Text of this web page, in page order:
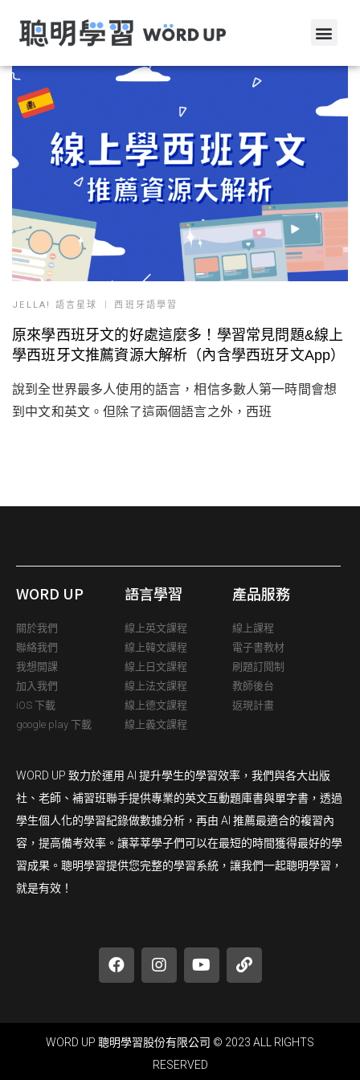
JELLA! 語言星球 西班牙語學習
原來學西班牙文的好處這麼多！學習常見問題&線上
學西班牙文推薦資源大解析（內含學西班牙文App）
說到全世界最多人使用的語言，相信多數人第一時間會想
到中文和英文。但除了這兩個語言之外，西班
WORD UP
關於我們
聯絡我們
我想開課
加入我們
iOS 下載
google play 下載
語言學習
線上英文課程
線上韓文課程
線上日文課程
線上法文課程
線上德文課程
線上義文課程
產品服務
線上課程
電子書教材
刷題訂閱制
教師後台
返現計畫
WORD UP 致力於運用 AI 提升學生的學習效率，我們與各大出版
社、老師、補習班聯手提供專業的英文互動題庫書與單字書，透過
學生個人化的學習紀錄做數據分析，再由 AI 推薦最適合的複習內
容，提高備考效率。讓莘莘學子們可以在最短的時間獲得最好的學
習成果。聰明學習提供您完整的學習系統，讓我們一起聰明學習，
就是有效！
WORD UP 聰明學習股份有限公司 © 2023 ALL RIGHTS
RESERVED​